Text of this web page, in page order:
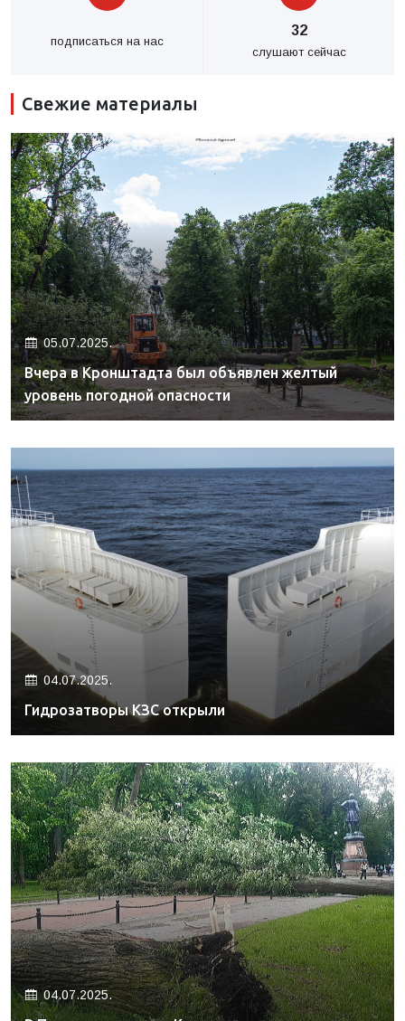
подписаться на нас
32
слушают сейчас
Свежие материалы
05.07.2025.
Вчера в Кронштадта был объявлен желтый
уровень погодной опасности
04.07.2025.
Гидрозатворы КЗС открыли
04.07.2025.